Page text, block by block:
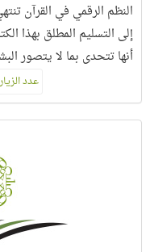
النظم الرقمي في القرآن
إلى التسليم المطلق بهذا
أنها تتحدى بما لا يتصور
عدد